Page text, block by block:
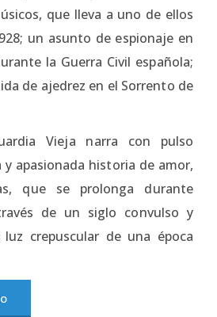
que lleva a uno de ellos
un asunto de espionaje en
la Guerra Civil española;
de ajedrez en el Sorrento de
Vieja narra con pulso
apasionada historia de amor,
que se prolonga durante
de un siglo convulso y
crepuscular de una época